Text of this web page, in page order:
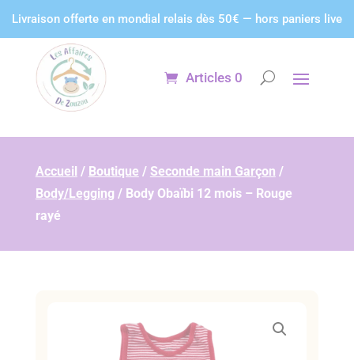
Livraison offerte en mondial relais dès 50€ — hors paniers live
Articles 0
Accueil / Boutique / Seconde main Garçon /
Body/Legging / Body Obaïbi 12 mois – Rouge
rayé
Panneau de gestion des cookies